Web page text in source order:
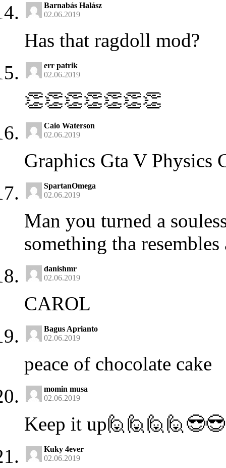
Barnabás Halász
02.06.2019
Has that ragdoll mod?
err patrik
02.06.2019
👏👏👏👏👏👏👏
Caio Waterson
02.06.2019
Graphics Gta V Physics
SpartanOmega
02.06.2019
Man you turned a
something tha
danishmr
02.06.2019
CAROL
Bagus Aprianto
02.06.2019
peace of chocolate cake
momin musa
02.06.2019
Keep it up🙋🙋🙋🙋😎😎
Kuky 4ever
02.06.2019